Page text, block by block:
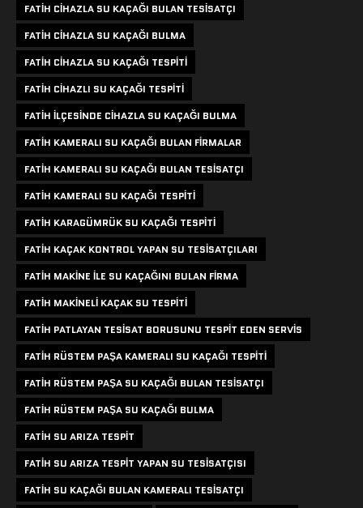
FATIH CIHAZLA SU KAÇAĞI BULAN TESISATÇI
FATIH CIHAZLA SU KAÇAĞI BULMA
FATIH CIHAZLA SU KAÇAĞI TESPITI
FATIH CIHAZLI SU KAÇAĞI TESPITI
FATIH ILÇESINDE CIHAZLA SU KAÇAĞI BULMA
FATIH KAMERALI SU KAÇAĞI BULAN FIRMALAR
FATIH KAMERALI SU KAÇAĞI BULAN TESISATÇI
FATIH KAMERALI SU KAÇAĞI TESPITI
FATIH KARAGÜMRÜK SU KAÇAĞI TESPITI
FATIH KAÇAK KONTROL YAPAN SU TESISATÇILARI
FATIH MAKINE ILE SU KAÇAĞINI BULAN FIRMA
FATIH MAKINELI KAÇAK SU TESPITI
FATIH PATLAYAN TESISAT BORUSUNU TESPIT EDEN SERVIS
FATIH RÜSTEM PAŞA KAMERALI SU KAÇAĞI TESPITI
FATIH RÜSTEM PAŞA SU KAÇAĞI BULAN TESISATÇI
FATIH RÜSTEM PAŞA SU KAÇAĞI BULMA
FATIH SU ARIZA TESPIT
FATIH SU ARIZA TESPIT YAPAN SU TESISATÇISI
FATIH SU KAÇAĞI BULAN KAMERALI TESISATÇI